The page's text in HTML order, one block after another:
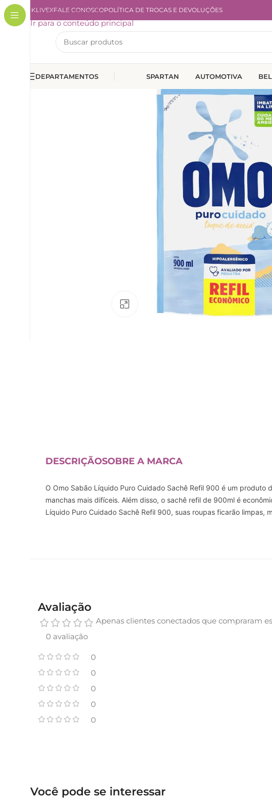
Ir para a navegação
Ir para o conteúdo principal
A KLIVEXFALE CONOSCOPOLÍTICA DE TROCAS E DEVOLUÇÕES
DEPARTAMENTOS SPARTAN AUTOMOTIVA
Clique para ampliar
DESCRIÇÃOSOBRE A MARCA
O Omo Sabão Líquido Puro Cuidado Sachê Refil 900 é um
manchas mais difíceis. Além disso, o sachê refil de 900ml é
Líquido Puro Cuidado Sachê Refil 900, suas roupas ficarão
Avaliação
0 avaliação
0
0
0
0
0
Apenas clientes conectados que compraram
Você pode se interessar